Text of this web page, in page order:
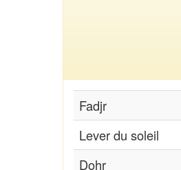
Fadjr
Lever du soleil
Dohr